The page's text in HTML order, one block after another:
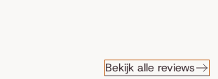
Bekijk alle reviews